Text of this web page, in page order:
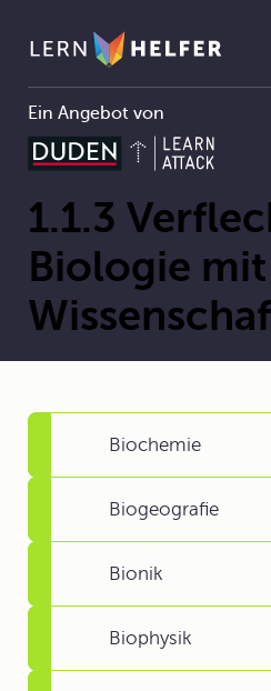
Ein Angebot von
Pfadnavigation
Verflechtung der Biologie mit
1.1.3
Biologie
Biochemie
Biogeografie
Bionik
Biophysik